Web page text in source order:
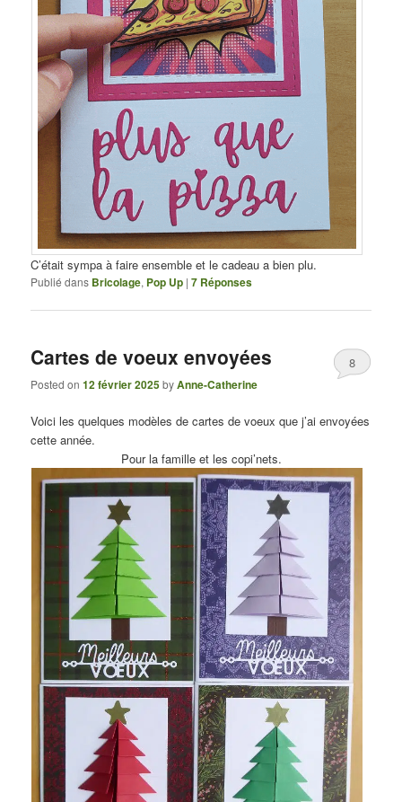
C’était sympa à faire ensemble et le cadeau a bien plu.
Publié dans Bricolage, Pop Up |7 Réponses
Cartes de voeux envoyées
Posted on12 février 2025byAnne-Catherine
8
Voici les quelques modèles de cartes de voeux que j’ai envoyées
cette année.
Pour la famille et les copi’nets.